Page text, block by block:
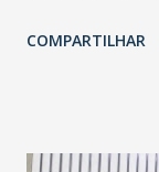
Havan Fortaleza
COMPARTILHAR